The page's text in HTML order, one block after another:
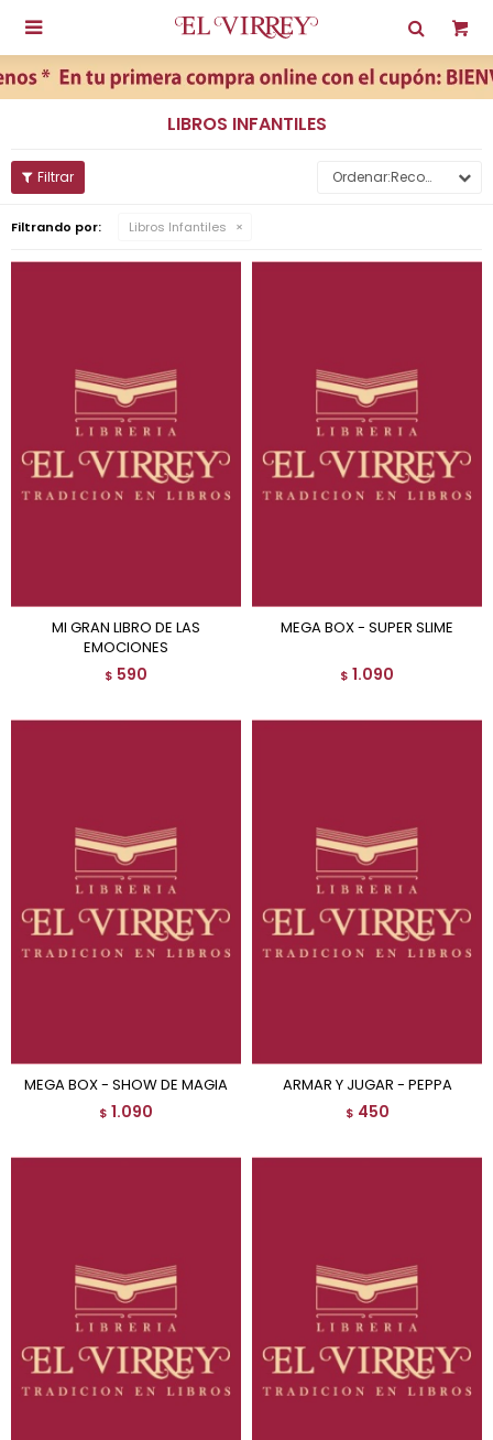

LIBROS INFANTILES
Recomendados
Filtrando por: Libros Infantiles
MI GRAN LIBRO DE LAS
EMOCIONES
$ 590
MEGA BOX - SUPER SLIME
$ 1.090
MEGA BOX - SHOW DE MAGIA
$ 1.090
ARMAR Y JUGAR - PEPPA
$ 450